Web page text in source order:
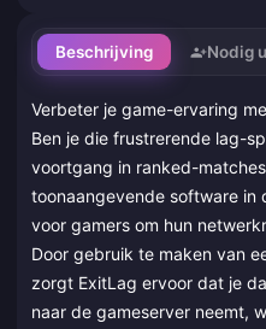
Beschrijving Nodig
Verbeter je game-ervaring
Ben je die frustrerende lag-
voortgang in ranked-
toonaangevende software in
voor gamers om hun
Door gebruik te maken van
zorgt ExitLag ervoor dat je
naar de gameserver neemt,